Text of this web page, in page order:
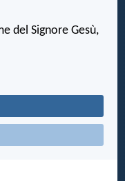
del Signore Gesù,